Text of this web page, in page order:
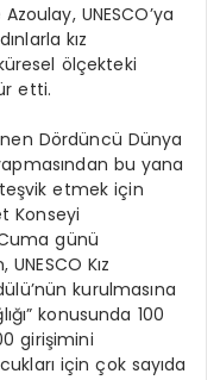
UNESCO’ya
kız
ölçekteki
etti.
Dördüncü Dünya
bu yana
etmek için
Konseyi
günü
Kız
kurulmasına
konusunda 100
girişimini
için çok sayıda